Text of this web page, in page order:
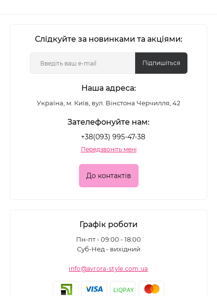
Слідкуйте за новинками та акціями:
Підпишіться
Наша адреса:
Україна, м. Київ, вул. Вінстона Черчилля, 42
Зателефонуйте нам:
+38(093) 995-47-38
Передзвоніть мені
До контактів
Графік роботи
Пн-пт - 09:00 - 18:00
Суб-Нед - вихідний
info@avrora-style.com.ua